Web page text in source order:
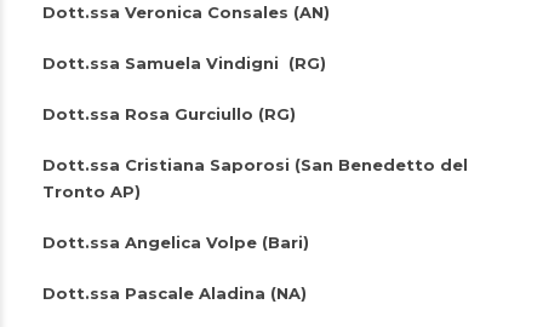
Dott.ssa Veronica Consales (AN)
Dott.ssa Samuela Vindigni (RG)
Dott.ssa Rosa Gurciullo (RG)
Dott.ssa Cristiana Saporosi (San Benedetto del
Tronto AP)
Dott.ssa Angelica Volpe (Bari)
Dott.ssa Pascale Aladina (NA)